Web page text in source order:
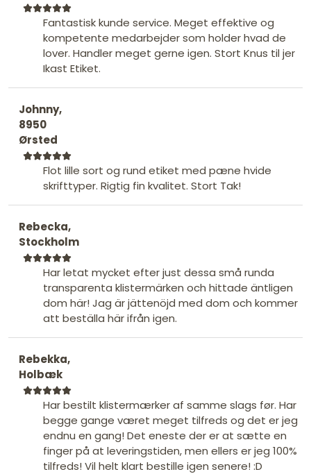
Fantastisk kunde service. Meget effektive og
kompetente medarbejder som holder hvad de
lover. Handler meget gerne igen. Stort Knus til jer
Ikast Etiket.
Johnny,
8950
Ørsted
Flot lille sort og rund etiket med pæne hvide
skrifttyper. Rigtig fin kvalitet. Stort Tak!
Rebecka,
Stockholm
Har letat mycket efter just dessa små runda
transparenta klistermärken och hittade äntligen
dom här! Jag är jättenöjd med dom och kommer
att beställa här ifrån igen.
Rebekka,
Holbæk
Har bestilt klistermærker af samme slags før. Har
begge gange været meget tilfreds og det er jeg
endnu en gang! Det eneste der er at sætte en
finger på at leveringstiden, men ellers er jeg 100%
tilfreds! Vil helt klart bestille igen senere! :D